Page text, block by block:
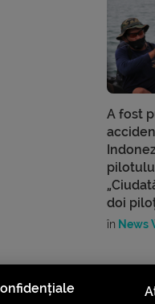
A fost
doi
în News